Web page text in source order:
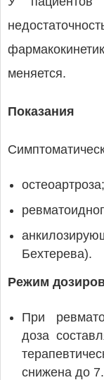
меняется.
Показания
остеоартроза;
Бехтерева).
Режим
При
доза
снижена до